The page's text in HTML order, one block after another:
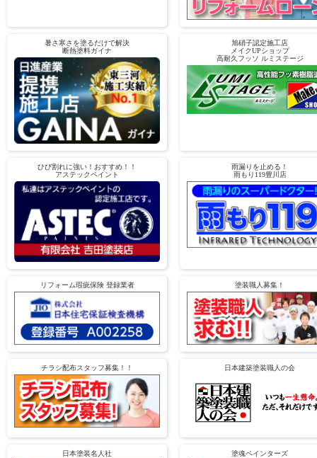
暑さ寒さを塗るだけで解決
断熱塗料ガイナ
旭硝子認定施工店
メイクUPショップ
高耐久フッソ ルミステージ
ひび割れに強い！おすすめ！！
アステックペイント
雨漏りを止める！
雨もり119豊川店
リフォーム瑕疵保険 登録業者 塗装職人募集！
チラシ配布スタッフ募集！！ 日本建築塗装職人の会
日本塗装名人社 塗魂ペインターズ